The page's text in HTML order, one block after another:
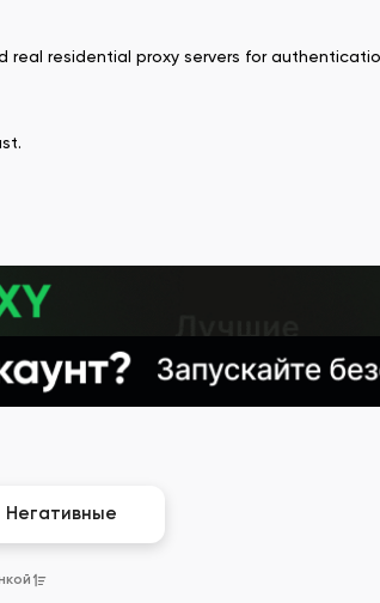
residential proxy servers for
Негативные